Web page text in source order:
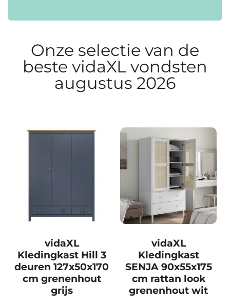
Onze selectie van de
beste vidaXL vondsten​
augustus 2026
vidaXL
Kledingkast Hill 3
deuren 127x50x170
cm grenenhout
grijs
vidaXL
Kledingkast
SENJA 90x55x175
cm rattan look
grenenhout wit